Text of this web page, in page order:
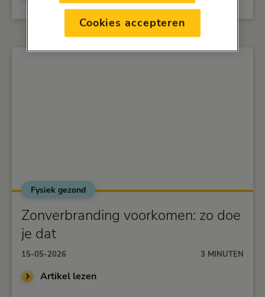
alt="Zonverbranding voorkomen: zo doe je dat">
Fysiek gezond
Zonverbranding voorkomen: zo doe
je dat
15-05-2026 3 MINUTEN
Artikel lezen
Cookies accepteren